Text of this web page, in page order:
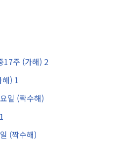
17주 (가해) 2
) 1
일 (짝수해)
(짝수해)